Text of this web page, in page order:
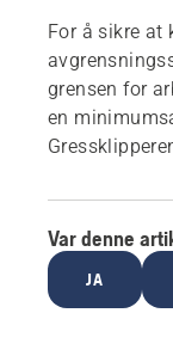
For å sikre at
grensen for
en
Var denne
JA